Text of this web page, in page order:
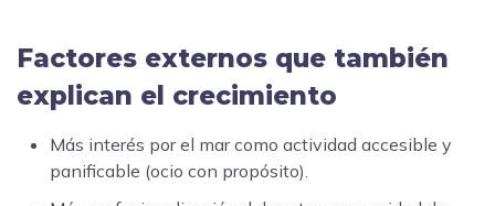
Factores externos que también
explican el crecimiento
Más interés por el mar como actividad accesible y
panificable (ocio con propósito).